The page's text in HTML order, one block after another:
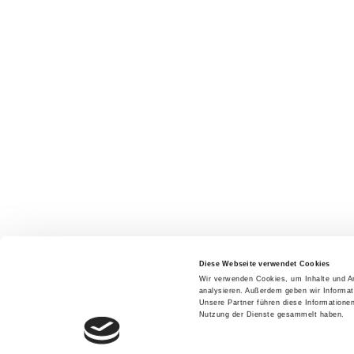
Diese Webseite verwendet Cookies
Wir verwenden Cookies, um Inhalte und
analysieren. Außerdem geben wir
Unsere Partner führen diese
Nutzung der Dienste gesammelt haben.